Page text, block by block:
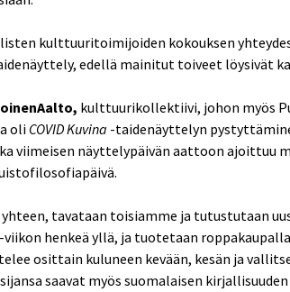
kulttuuritoimijoiden kokouksen
edellä mainitut toiveet löysivät
kulttuurikollektiivi, johon myös
oliCOVID Kuvina -taidenäyttelyn
viimeisen näyttelypäivän aattoon ajoittuu
tavataan toisiamme ja tutustutaan
henkeä yllä, ja tuotetaan
osittain kuluneen kevään, kesän ja
saavat myös suomalaisen